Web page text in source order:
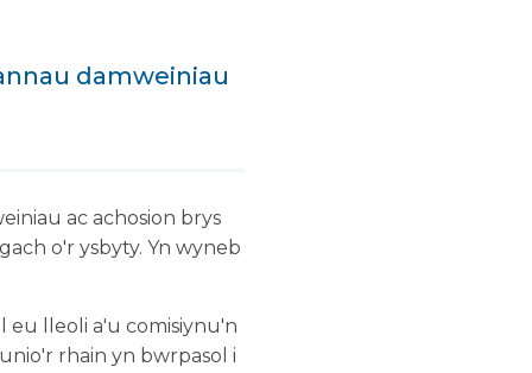
damweiniau
ac achosion brys
o'r ysbyty. Yn wyneb
eu lleoli a'u comisiynu'n
rhain yn bwrpasol i